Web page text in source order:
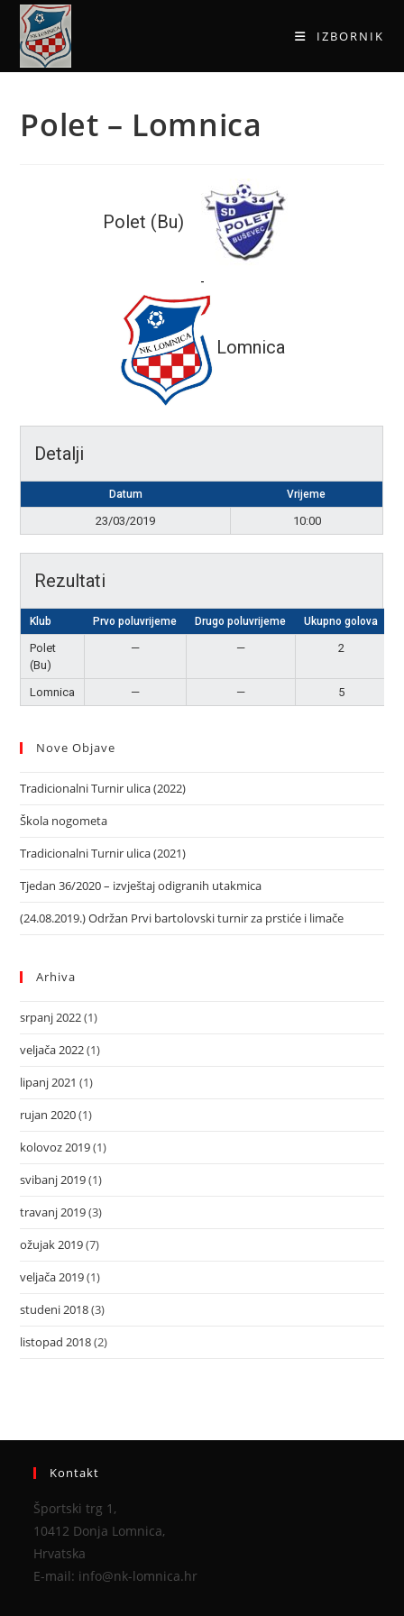
IZBORNIK
Polet – Lomnica
Polet (Bu)
-
Lomnica
Detalji
Datum Vrijeme
23/03/2019 10:00
Rezultati
Klub Prvo poluvrijeme Drugo poluvrijeme Ukupno golova
Polet
(Bu)
— — 2
Lomnica — — 5
Nove Objave
Tradicionalni Turnir ulica (2022)
Škola nogometa
Tradicionalni Turnir ulica (2021)
Tjedan 36/2020 – izvještaj odigranih utakmica
(24.08.2019.) Održan Prvi bartolovski turnir za prstiće i limače
Arhiva
srpanj 2022(1)
veljača 2022(1)
lipanj 2021 (1)
rujan 2020(1)
kolovoz 2019(1)
svibanj 2019(1)
travanj 2019(3)
ožujak 2019(7)
veljača 2019(1)
studeni 2018(3)
listopad 2018(2)
Kontakt
Športski trg 1,
10412 Donja Lomnica,
Hrvatska
E-mail: info@nk-lomnica.hr